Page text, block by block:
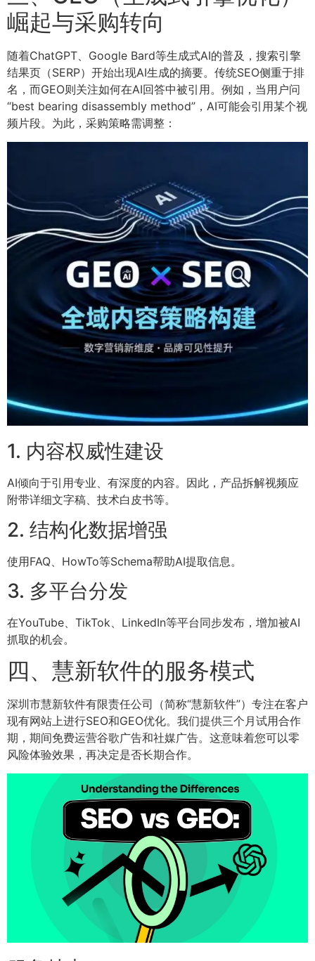
崛起与采购转向
随着ChatGPT、Google Bard等生成式AI的普及，搜索引擎
结果页（SERP）开始出现AI生成的摘要。传统SEO侧重于排
名，而GEO则关注如何在AI回答中被引用。例如，当用户问
“best bearing disassembly method”，AI可能会引用某个视
频片段。为此，采购策略需调整：
1. 内容权威性建设
AI倾向于引用专业、有深度的内容。因此，产品拆解视频应
附带详细文字稿、技术白皮书等。
2. 结构化数据增强
使用FAQ、HowTo等Schema帮助AI提取信息。
3. 多平台分发
在YouTube、TikTok、LinkedIn等平台同步发布，增加被AI
抓取的机会。
四、慧新软件的服务模式
深圳市慧新软件有限责任公司（简称“慧新软件”）专注在客户
现有网站上进行SEO和GEO优化。我们提供三个月试用合作
期，期间免费运营谷歌广告和社媒广告。这意味着您可以零
风险体验效果，再决定是否长期合作。